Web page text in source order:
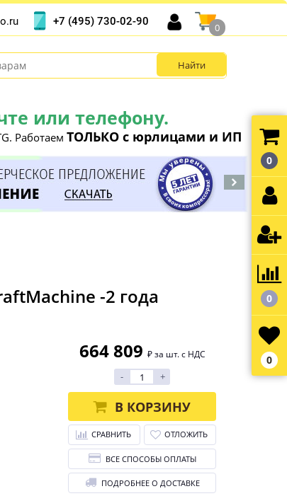
или телефону.
Работаем ТОЛЬКО с юрлицами и ИП
+7 (495) 730-02-90
0
-2 года
664 809 ₽ за шт. с НДС
- +
В КОРЗИНУ
СРАВНИТЬ ОТЛОЖИТЬ
ВСЕ СПОСОБЫ ОПЛАТЫ
ПОДРОБНЕЕ О ДОСТАВКЕ
0
0
0